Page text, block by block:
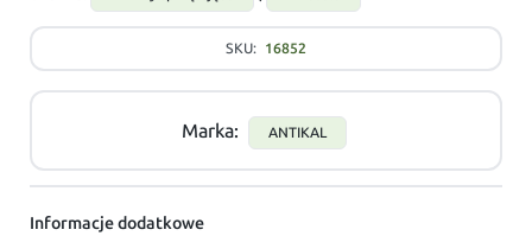
SKU: 16852
Marka: ANTIKAL
Informacje dodatkowe